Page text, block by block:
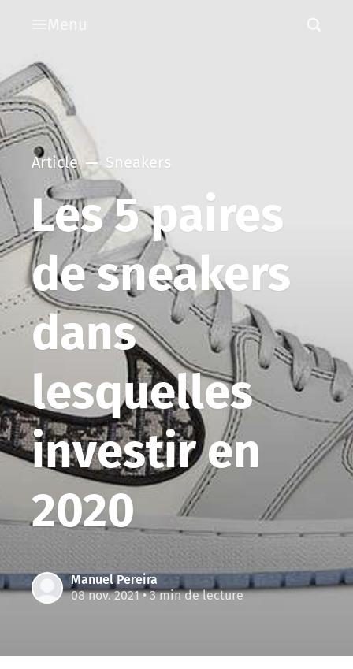
Article Sneakers
Les 5 paires
de sneakers
dans
lesquelles
investir en
2020
Manuel Pereira
08 nov. 2021• 3 min de lecture